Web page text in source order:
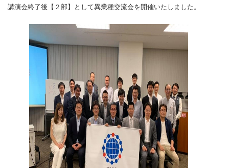
講演会終了後【２部】として異業種交流会を開催いたしました。